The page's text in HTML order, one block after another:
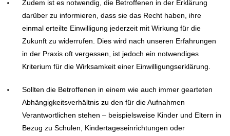
Zudem ist es notwendig, die Betroffenen in der Erklärung
darüber zu informieren, dass sie das Recht haben, ihre
einmal erteilte Einwilligung jederzeit mit Wirkung für die
Zukunft zu widerrufen. Dies wird nach unseren Erfahrungen
in der Praxis oft vergessen, ist jedoch ein notwendiges
Kriterium für die Wirksamkeit einer Einwilligungserklärung.
Sollten die Betroffenen in einem wie auch immer gearteten
Abhängigkeitsverhältnis zu den für die Aufnahmen
Verantwortlichen stehen – beispielsweise Kinder und Eltern in
Bezug zu Schulen, Kindertageseinrichtungen oder